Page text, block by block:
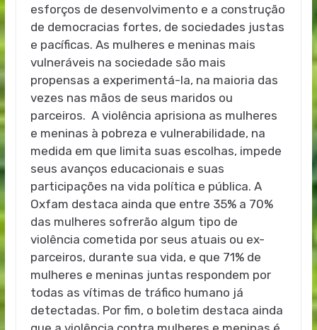
esforços de desenvolvimento e a construção
de democracias fortes, de sociedades justas
e pacíficas. As mulheres e meninas mais
vulneráveis na sociedade são mais
propensas a experimentá-la, na maioria das
vezes nas mãos de seus maridos ou
parceiros. A violência aprisiona as mulheres
e meninas à pobreza e vulnerabilidade, na
medida em que limita suas escolhas, impede
seus avanços educacionais e suas
participações na vida política e pública. A
Oxfam destaca ainda que entre 35% a 70%
das mulheres sofrerão algum tipo de
violência cometida por seus atuais ou ex-
parceiros, durante sua vida, e que 71% de
mulheres e meninas juntas respondem por
todas as vítimas de tráfico humano já
detectadas. Por fim, o boletim destaca ainda